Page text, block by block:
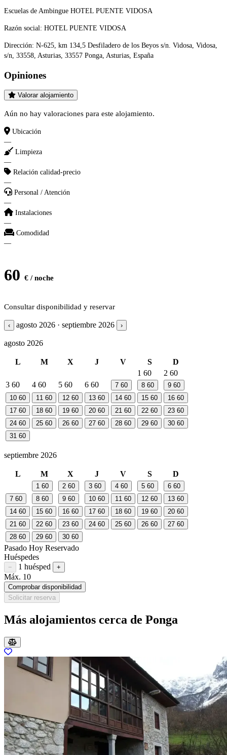
Escuelas de Ambingue HOTEL PUENTE VIDOSA
Razón social: HOTEL PUENTE VIDOSA
Dirección: N-625, km 134,5 Desfiladero de los Beyos s/n. Vidosa, Vidosa,
s/n, 33558, Asturias, 33557 Ponga, Asturias, España
Opiniones
Valorar alojamiento
Aún no hay valoraciones para este alojamiento.
Ubicación
—
Limpieza
—
Relación calidad-precio
—
Personal / Atención
—
Instalaciones
—
Comodidad
—
60 € / noche
Consultar disponibilidad y reservar
‹ agosto 2026 · septiembre 2026 ›
agosto 2026
L M X J V S
D
1 60 2 60
3 60 4 60 5 60 6 60 7 60 8 60 9 60
10 60 11 60 12 60 13 60 14 60 15 60 16 60
17 60 18 60 19 60 20 60 21 60 22 60 23 60
24 60 25 60 26 60 27 60 28 60 29 60 30 60
31 60
septiembre 2026
L M X J V S D
1 60 2 60 3 60 4 60 5 60 6 60
7 60 8 60 9 60 10 60 11 60 12 60 13 60
14 60 15 60 16 60 17 60 18 60 19 60 20 60
21 60 22 60 23 60 24 60 25 60 26 60 27 60
28 60 29 60 30 60
Pasado Hoy Reservado
Huéspedes
Restar huésped
− 1 huésped Sumar huésped
+
Máx. 10
Comprobar disponibilidad
Solicitar reserva
Más alojamientos cerca de Ponga